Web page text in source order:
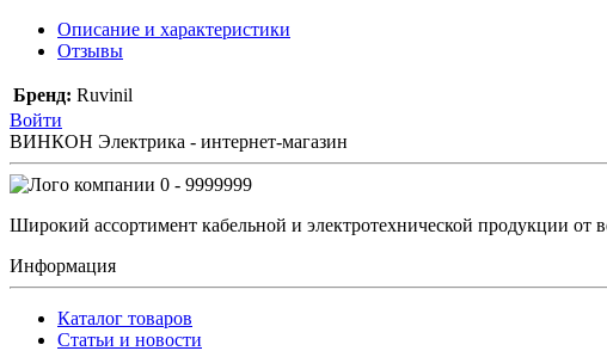
Описание и характеристики
Отзывы
Бренд: Ruvinil
Войти
ВИНКОН Электрика - интернет-магазин
0 - 9999999
Широкий ассортимент кабельной и электротехнической продукции от
Информация
Каталог товаров
Статьи и новости